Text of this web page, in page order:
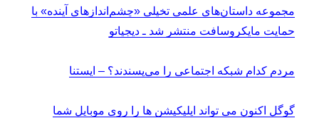
مجموعه داستان‌های علمی تخیلی «چشم‌اندازهای آینده» با
حمایت مایکروسافت منتشر شد ـ دیجیاتو
مردم کدام شبکه اجتماعی را می‌پسندند؟ – ایستنا
گوگل اکنون می تواند اپلیکیشن ها را روی موبایل شما